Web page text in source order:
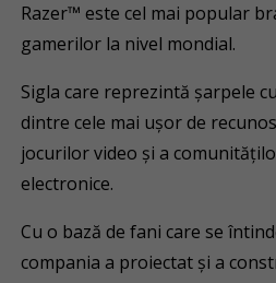
Razer™ este cel mai popular
gamerilor la nivel mondial.
Sigla care reprezintă șarpele
dintre cele mai ușor de
jocurilor video și a
electronice.
Cu o bază de fani care se
compania a proiectat și a